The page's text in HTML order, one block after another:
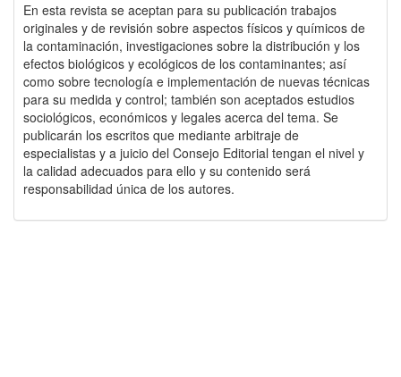
En esta revista se aceptan para su publicación trabajos
originales y de revisión sobre aspectos físicos y químicos de
la contaminación, investigaciones sobre la distribución y los
efectos biológicos y ecológicos de los contaminantes; así
como sobre tecnología e implementación de nuevas técnicas
para su medida y control; también son aceptados estudios
sociológicos, económicos y legales acerca del tema. Se
publicarán los escritos que mediante arbitraje de
especialistas y a juicio del Consejo Editorial tengan el nivel y
la calidad adecuados para ello y su contenido será
responsabilidad única de los autores.